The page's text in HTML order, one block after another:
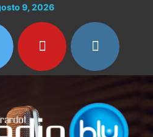
9, 2026